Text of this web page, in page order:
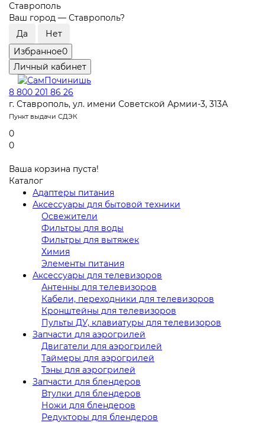
Ставрополь
Ваш город — Ставрополь?
Избранное0
Личный кабинет
8 800 201 86 26
г. Ставрополь, ул. имени Советской Армии-3, 313А
Пункт выдачи СДЭК
0
0
Ваша корзина пуста!
Каталог
Адаптеры питания
Аксессуары для бытовой техники
Освежители
Фильтры для воды
Фильтры для вытяжек
Химия
Элементы питания
Аксессуары для телевизоров
Антенны для телевизоров
Кабели, переходники для телевизоров
Кронштейны для телевизоров
Пульты ДУ, клавиатуры для телевизоров
Запчасти для аэрогрилей
Двигатели для аэрогрилей
Таймеры для аэрогрилей
Тэны для аэрогрилей
Запчасти для блендеров
Втулки для блендеров
Ножи для блендеров
Редукторы для блендеров